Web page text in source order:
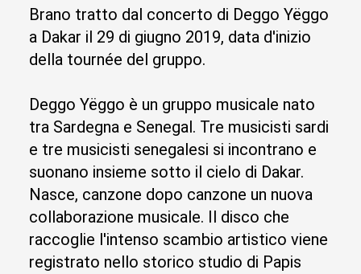
Brano tratto dal concerto di Deggo Yëggo
a Dakar il 29 di giugno 2019, data d'inizio
della tournée del gruppo.
Deggo Yëggo è un gruppo musicale nato
tra Sardegna e Senegal. Tre musicisti sardi
e tre musicisti senegalesi si incontrano e
suonano insieme sotto il cielo di Dakar.
Nasce, canzone dopo canzone un nuova
collaborazione musicale. Il disco che
raccoglie l'intenso scambio artistico viene
registrato nello storico studio di Papis